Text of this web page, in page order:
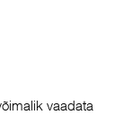
vaadata